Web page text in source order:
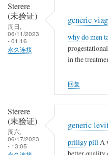
Sterere
(未验证)
周日,
06/11/2023
- 01:16
永久连接
generic
why do men
in the
回复
Sterere
(未验证)
周六,
06/17/2023
- 13:05
generic
priligy pill A
better quality